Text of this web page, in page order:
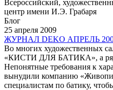
Всероссийский,
центр имени И.Э. Грабаря
Блог
25 апреля 2009
ЖУРНАЛ DEKO АПРЕЛЬ
Во многих художественных
«КИСТИ ДЛЯ БАТИКА», а
Непонятные требования к
вынудили компанию
специалистам по батику,